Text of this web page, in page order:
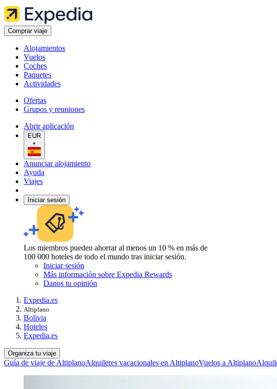
Comprar viaje
Alojamientos
Vuelos
Coches
Paquetes
Actividades
Ofertas
Grupos y reuniones
Abrir aplicación
EUR
•
Anunciar alojamiento
Ayuda
Viajes
Iniciar sesión
Los miembros pueden ahorrar al menos un 10 % en más de
100 000 hoteles de todo el mundo tras iniciar sesión.
Iniciar sesión
Más información sobre Expedia Rewards
Danos tu opinión
Expedia.es
Altiplano
Bolivia
Hoteles
Expedia.es
Organiza tu viaje
Guía de viaje de AltiplanoAlquileres vacacionales en AltiplanoVuelos a Altiplano